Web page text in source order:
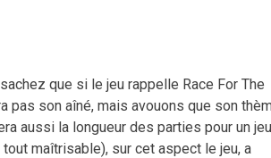
que si le jeu rappelle Race For The
pas son aîné, mais avouons que son
aussi la longueur des parties pour un
maîtrisable), sur cet aspect le jeu, a